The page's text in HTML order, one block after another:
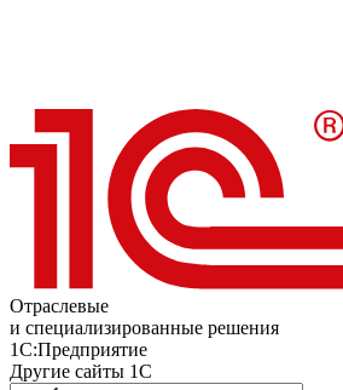
Отраслевые
и специализированные решения
1С:Предприятие
Другие сайты 1С